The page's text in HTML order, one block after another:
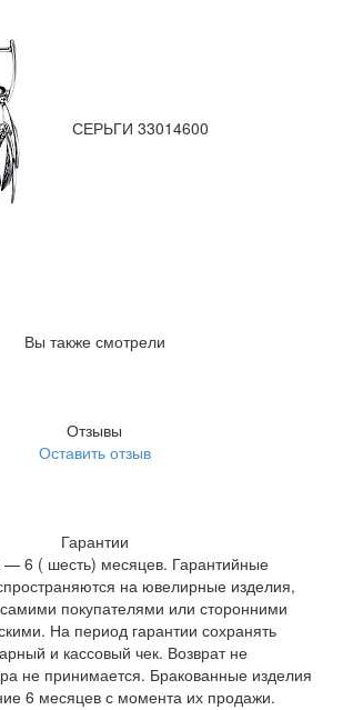
СЕРЬГИ 33014600
Вы также смотрели
Отзывы
Оставить отзыв
Гарантии
— 6 ( шесть) месяцев. Гарантийные
на ювелирные изделия,
покупателями или сторонними
На период гарантии сохранять
и кассовый чек. Возврат не
не принимается. Бракованные изделия
6 месяцев с момента их продажи.